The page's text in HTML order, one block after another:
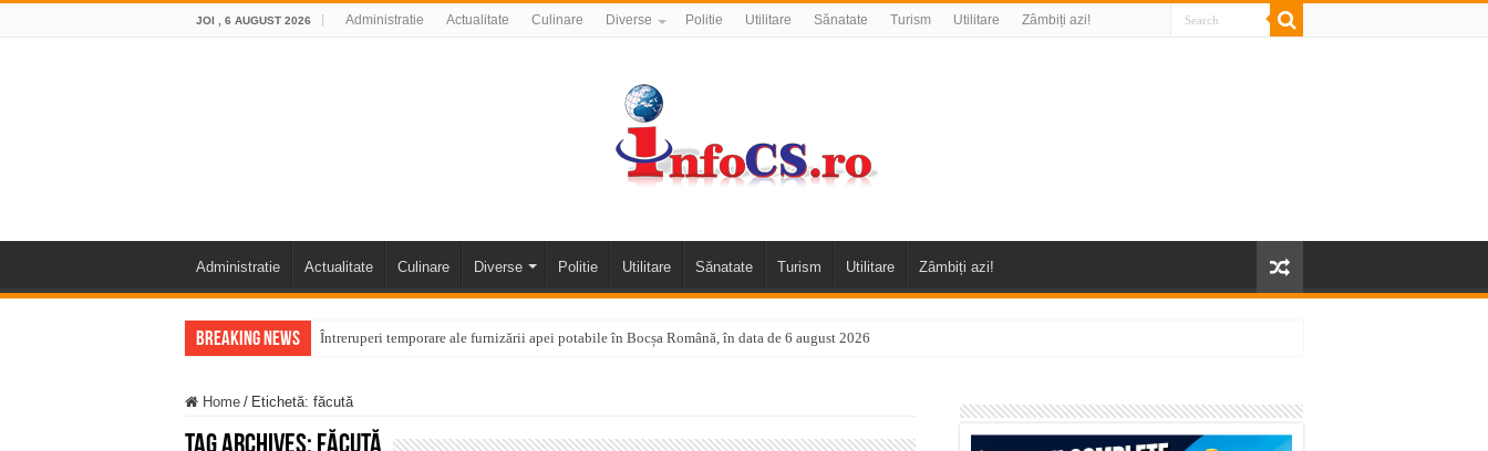
JOI , 6 AUGUST 2026 Administratie Actualitate Culinare Diverse Politie Utilitare Sănatate Turism Utilitare Zâmbiți azi!
Administratie Actualitate Culinare Diverse Politie Utilitare Sănatate Turism Utilitare Zâmbiți azi!
Breaking News Întreruperi temporare ale furnizării apei potabile în Bocșa Română, în data de 6 august 2026
Anunț important – Închidere temporară Podul de Piatră din Herculane
Ștrandul Termal Ring din Oravița – locul unde natura a ascuns un izvor de sănătate VIDEO
Home / Etichetă: făcută